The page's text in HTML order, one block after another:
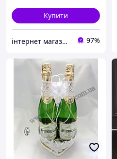
Купити
інтернет магазин -весільний декор 97%